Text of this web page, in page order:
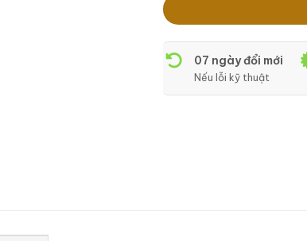
07 ngày đổi mới
Nếu lỗi kỹ thuật